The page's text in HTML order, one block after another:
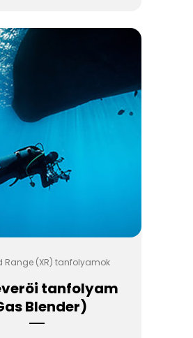
Range (XR) tanfolyamok
tanfolyam
Blender)